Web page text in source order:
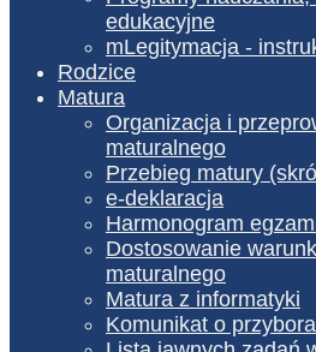
edukacyjne
mLegitymacja -
Rodzice
Matura
Organizacja i
maturalnego
Przebieg matury
e-deklaracja
Harmonogram
Dostosowanie
maturalnego
Matura z informatyki
Komunikat o